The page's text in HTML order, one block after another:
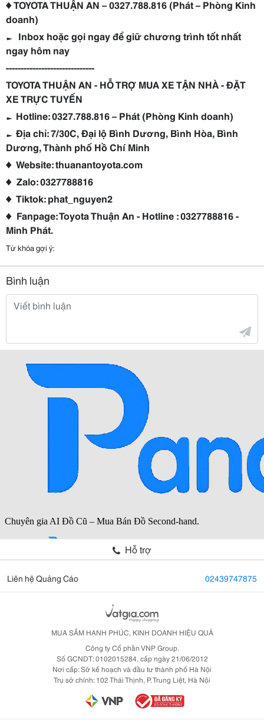
♦ TOYOTA THUẬN AN – 0327.788.816 (Phát – Phòng Kinh
doanh)
► Inbox hoặc gọi ngay để giữ chương trình tốt nhất
ngay hôm nay
------------------------------
TOYOTA THUẬN AN - HỖ TRỢ MUA XE TẬN NHÀ - ĐẶT
XE TRỰC TUYẾN
► Hotline: 0327.788.816 – Phát (Phòng Kinh doanh)
► Địa chỉ: 7/30C, Đại lộ Bình Dương, Bình Hòa, Bình
Dương, Thành phố Hồ Chí Minh
♦ Website: thuanantoyota.com
♦ Zalo: 0327788816
♦ Tiktok: phat_nguyen2
♦ Fanpage: Toyota Thuận An - Hotline : 0327788816 -
Minh Phát.
Từ khóa gợi ý:
Bình luận
Hỗ trợ
Liên hệ Quảng Cáo 02439747875
MUA SẮM HẠNH PHÚC, KINH DOANH HIỆU QUẢ
Công ty Cổ phần VNP Group.
Số GCNDT: 0102015284, cấp ngày 21/06/2012
Nơi cấp: Sở kế hoạch và đầu tư thành phố Hà Nội
Trụ sở chính: 102 Thái Thịnh, P. Trung Liệt, Hà Nội